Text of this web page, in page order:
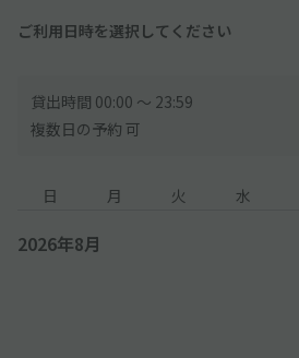
ご利用日時を選択してください
貸出時間 00:00 〜 23:59
複数日の予約 可
日 月 火 水
2026年8月